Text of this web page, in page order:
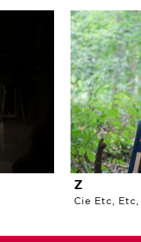
Z
Cie Etc,